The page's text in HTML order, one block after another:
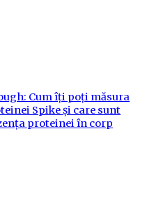
Cum îți poți măsura
Spike și care sunt
proteinei în corp